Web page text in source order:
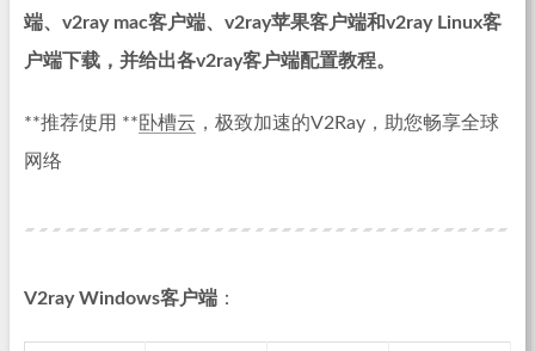
端、v2ray mac客户端、v2ray苹果客户端和v2ray Linux客
户端下载，并给出各v2ray客户端配置教程。
**推荐使用 **卧槽云 ，极致加速的V2Ray，助您畅享全球
网络
V2ray Windows客户端 ：